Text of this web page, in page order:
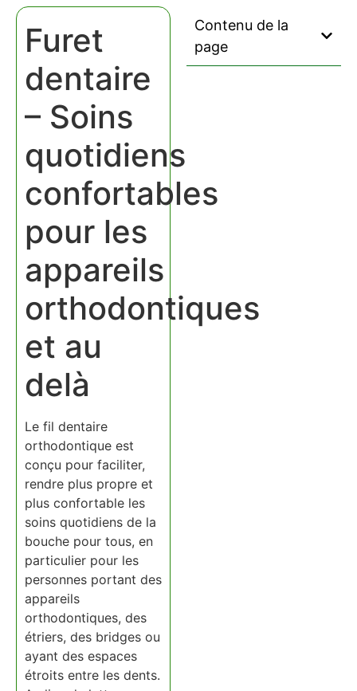
Furet
dentaire
– Soins
quotidiens
confortables
pour les
appareils
orthodontiques
et au
delà
Le fil dentaire
orthodontique est
conçu pour faciliter,
rendre plus propre et
plus confortable les
soins quotidiens de la
bouche pour tous, en
particulier pour les
personnes portant des
appareils
orthodontiques, des
étriers, des bridges ou
ayant des espaces
étroits entre les dents.
Contenu de la
page